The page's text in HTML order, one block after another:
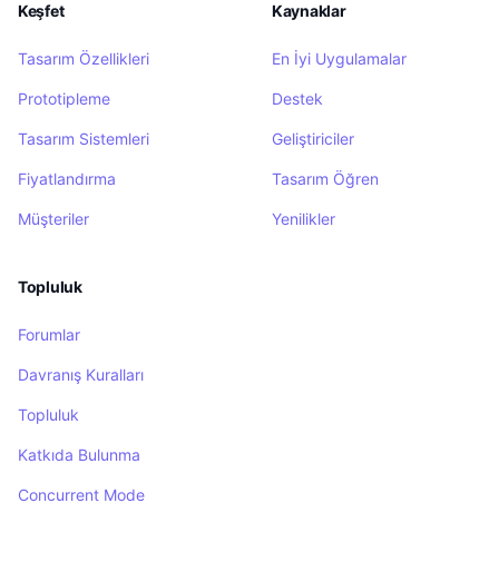
Keşfet
Tasarım Özellikleri
Prototipleme
Tasarım Sistemleri
Fiyatlandırma
Müşteriler
Kaynaklar
En İyi Uygulamalar
Destek
Geliştiriciler
Tasarım Öğren
Yenilikler
Topluluk
Forumlar
Davranış Kuralları
Topluluk
Katkıda Bulunma
Concurrent Mode